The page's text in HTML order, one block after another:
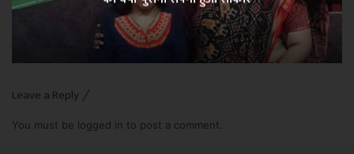
Leave a Reply
You must be logged in to post a comment.